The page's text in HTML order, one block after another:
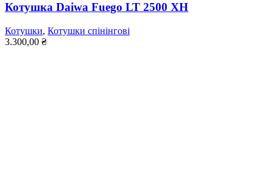
Котушка Daiwa Fuego LT 2500 XH
Котушки, Котушки спінінгові
3.300,00 ₴